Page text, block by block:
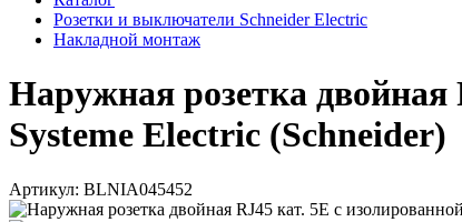
Розетки и выключатели Schneider Electric
Накладной монтаж
Наружная розетка
Systeme Electric (Schneider)
Артикул: BLNIA045452